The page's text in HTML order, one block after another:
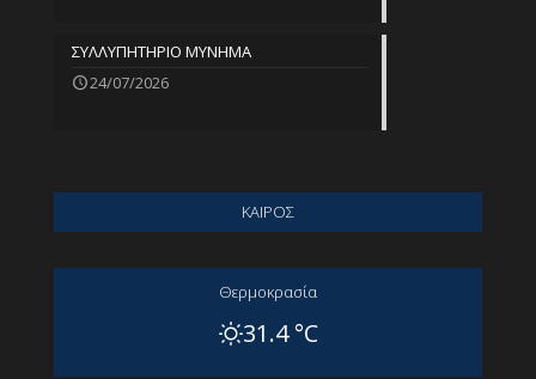
ΣΥΛΛΥΠΗΤΗΡΙΟ ΜΥΝΗΜΑ
24/07/2026
ΚΑΙΡΟΣ
Θερμοκρασία
31.4 °C